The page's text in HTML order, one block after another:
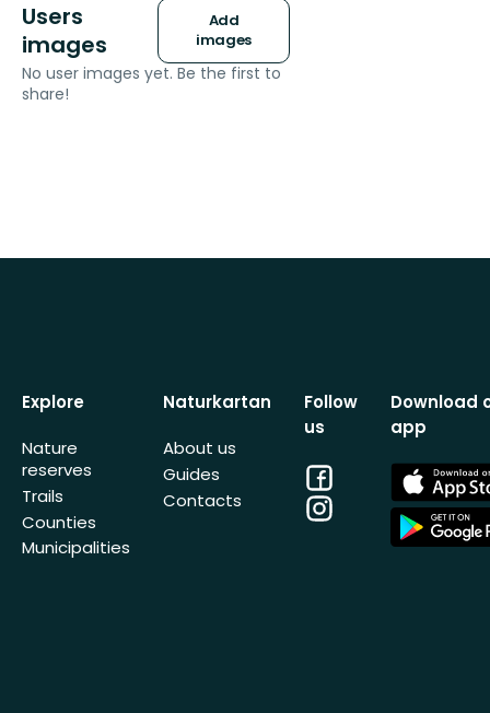
Users
images
Add
images
No user images yet. Be the first to
share!
Explore
Nature
reserves
Trails
Counties
Municipalities
Naturkartan
About us
Guides
Contacts
Follow
us
Facebook
Instagram
Download
app
App
Store
App
Store